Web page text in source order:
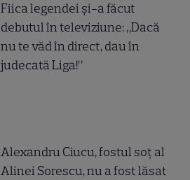
Fiica legendei și-a făcut
debutul în televiziune: „Dacă
nu te văd în direct, dau în
judecată Liga!”
Alexandru Ciucu, fostul soț al
Alinei Sorescu, nu a fost lăsat